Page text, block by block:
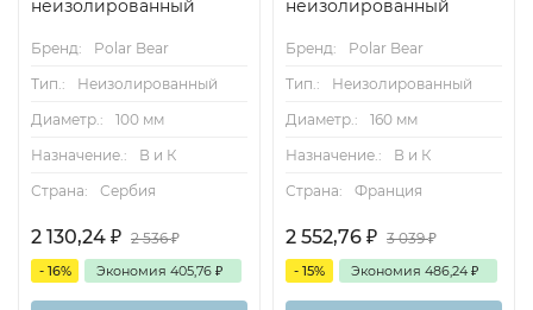
неизолированный
Бренд:
Polar Bear
Тип.:
Неизолированный
Диаметр.:
100 мм
Назначение.:
В и К
Страна:
Сербия
2 130,24 ₽ 2 536₽
- 16% Экономия 405,76 ₽
неизолированный
Бренд:
Polar Bear
Тип.:
Неизолированный
Диаметр.:
160 мм
Назначение.:
В и К
Страна:
Франция
2 552,76 ₽ 3 039₽
- 15% Экономия 486,24 ₽